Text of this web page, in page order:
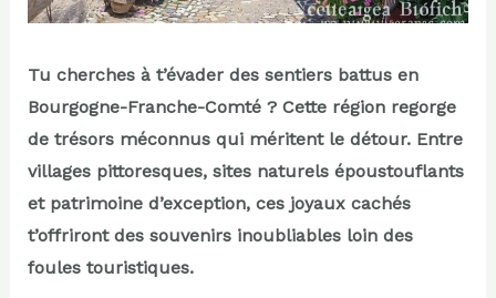
Tu cherches à t’évader des sentiers battus en
Bourgogne-Franche-Comté ? Cette région regorge
de trésors méconnus qui méritent le détour. Entre
villages pittoresques, sites naturels époustouflants
et patrimoine d’exception, ces joyaux cachés
t’offriront des souvenirs inoubliables loin des
foules touristiques.